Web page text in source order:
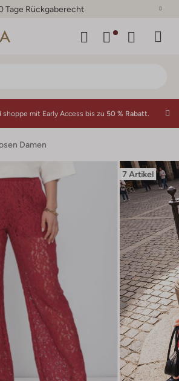
Tage Rückgaberecht
shoppe mit Early Access bis zu 50 % Rabatt.
Damen
7 Artikel